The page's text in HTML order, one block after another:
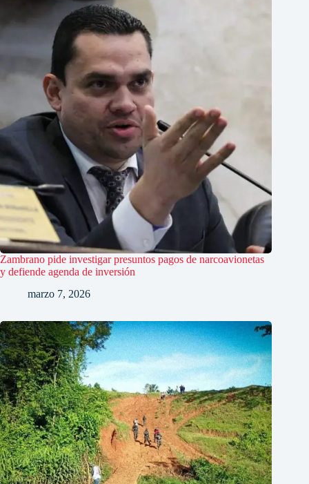
Zambrano pide investigar presuntos pagos de narcoavionetas
y defiende agenda de inversión
marzo 7, 2026